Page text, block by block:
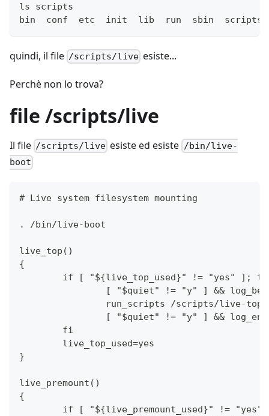
ls scripts
bin  conf  etc  init  lib  run  sbin  scripts
quindi, il file /scripts/live esiste...
Perchè non lo trova?
file /scripts/live
Il file /scripts/live esiste ed esiste /bin/live-
boot
. /bin/live-boot
live_top()
{
if [ "${live_top_used}" != "yes" ];
[ "$quiet" != "y" ] &&
		run_scripts /scripts/live-top
[ "$quiet" != "y" ] &&
	fi
	live_top_used=yes
}
live_premount()
{
if [ "${live_premount_used}" != "yes"